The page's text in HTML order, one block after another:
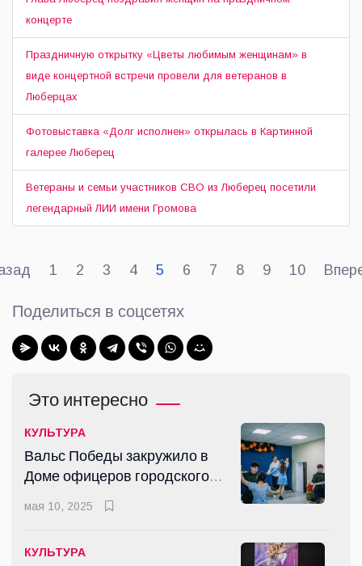
концерте
Праздничную открытку «Цветы любимым женщинам» в
виде концертной встречи провели для ветеранов в
Люберцах
Фотовыставка «Долг исполнен» открылась в Картинной
галерее Люберец
Ветераны и семьи участников СВО из Люберец посетили
легендарный ЛИИ имени Громова
1 2 3 4 5 6 7 8 9 10
Поделиться в соцсетях
Это интересно
КУЛЬТУРА
Вальс Победы закружило в
Доме офицеров городского
округа Люберцы
мая 10, 2025
КУЛЬТУРА